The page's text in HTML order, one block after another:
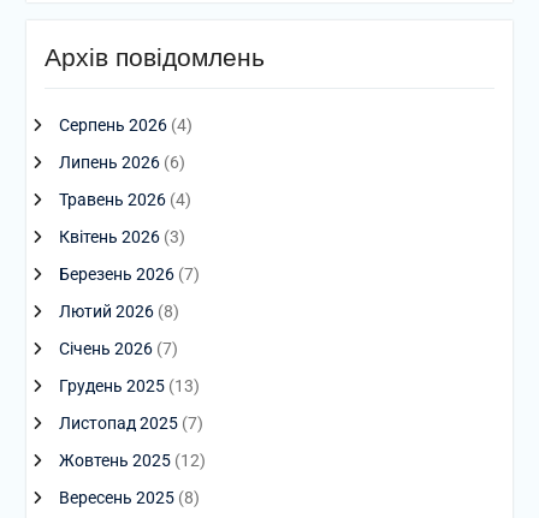
Архів повідомлень
Серпень 2026(4)
Липень 2026(6)
Травень 2026(4)
Квітень 2026(3)
Березень 2026(7)
Лютий 2026(8)
Січень 2026(7)
Грудень 2025(13)
Листопад 2025(7)
Жовтень 2025(12)
Вересень 2025(8)